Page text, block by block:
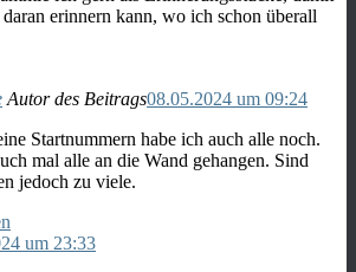
erinnern kann, wo ich schon überall
Autor des Beitrags08.05.2024 um 09:24
Startnummern habe ich auch alle noch.
mal alle an die Wand gehangen. Sind
jedoch zu viele.
um 23:33